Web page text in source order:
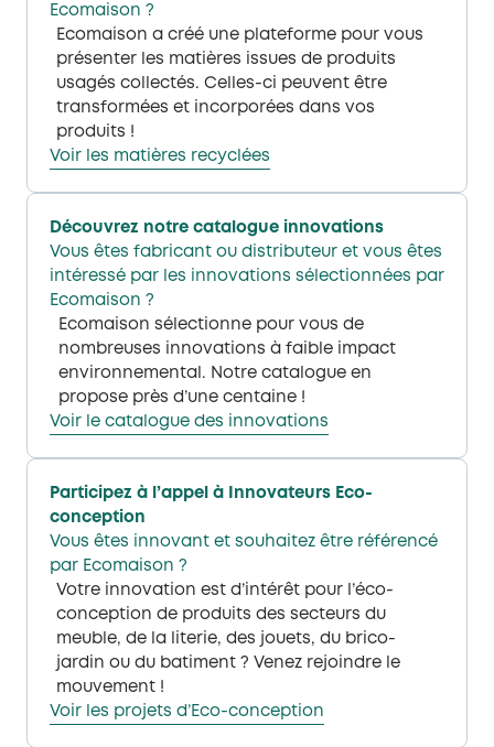
Ecomaison ?
Ecomaison a créé une plateforme pour vous
présenter les matières issues de produits
usagés collectés. Celles-ci peuvent être
transformées et incorporées dans vos
produits !​
Voir les matières recyclées​
Découvrez notre catalogue innovations
Vous êtes fabricant ou distributeur et vous êtes
intéressé par les innovations sélectionnées par
Ecomaison​ ?
Ecomaison sélectionne pour vous de
nombreuses innovations à faible impact
environnemental. Notre catalogue en
propose près d’une centaine !
Voir le catalogue des innovations​​
Participez à l’appel à Innovateurs Eco-
conception​
Vous êtes innovant et souhaitez être référencé
par Ecomaison​ ?
Votre innovation est d’intérêt pour l’éco-
conception de produits des secteurs du
meuble, de la literie, des jouets, du brico-
jardin ou du batiment ? Venez rejoindre le
mouvement ! ​
Voir les projets d’Eco-conception​​​